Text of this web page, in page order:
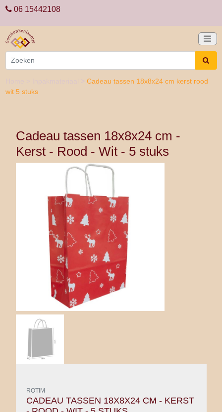
06 15442108
Cadeau tassen 18x8x24 cm kerst rood
wit 5 stuks
Cadeau tassen 18x8x24 cm -
Kerst - Rood - Wit - 5 stuks
ROTIM
CADEAU TASSEN 18X8X24 CM - KERST